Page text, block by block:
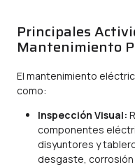
Principales
Mantenimiento
El mantenimiento
como:
Inspección Visual:
componentes
disyuntores y
desgaste, corrosión